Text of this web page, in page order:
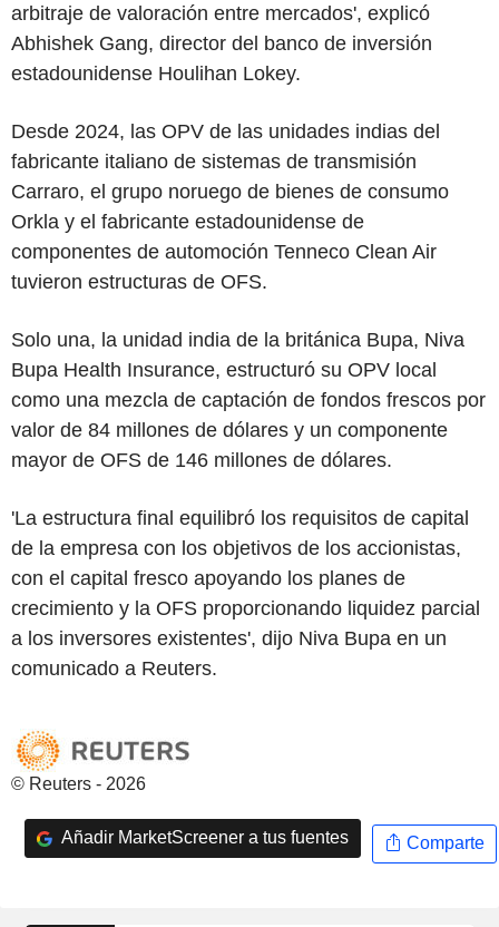
arbitraje de valoración entre mercados', explicó
Abhishek Gang, director del banco de inversión
estadounidense Houlihan Lokey.
Desde 2024, las OPV de las unidades indias del
fabricante italiano de sistemas de transmisión
Carraro, el grupo noruego de bienes de consumo
Orkla y el fabricante estadounidense de
componentes de automoción Tenneco Clean Air
tuvieron estructuras de OFS.
Solo una, la unidad india de la británica Bupa, Niva
Bupa Health Insurance, estructuró su OPV local
como una mezcla de captación de fondos frescos por
valor de 84 millones de dólares y un componente
mayor de OFS de 146 millones de dólares.
'La estructura final equilibró los requisitos de capital
de la empresa con los objetivos de los accionistas,
con el capital fresco apoyando los planes de
crecimiento y la OFS proporcionando liquidez parcial
a los inversores existentes', dijo Niva Bupa en un
comunicado a Reuters.
© Reuters - 2026
Añadir MarketScreener a tus fuentes Comparte